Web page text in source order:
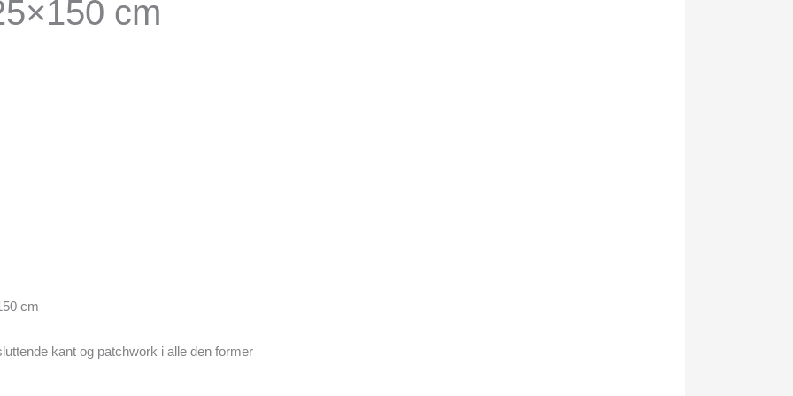
cm
cm
kant og patchwork i alle den former